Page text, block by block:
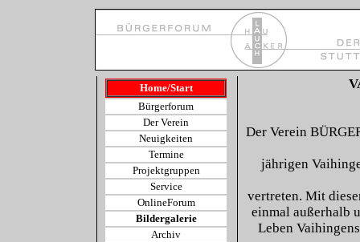
Home/Start
Bürgerforum
Der Verein
Neuigkeiten
Termine
Projektgruppen
Service
OnlineForum
Bildergalerie
Archiv
Der Verein
jährigen
vertreten. Mit
einmal außerhalb
Leben